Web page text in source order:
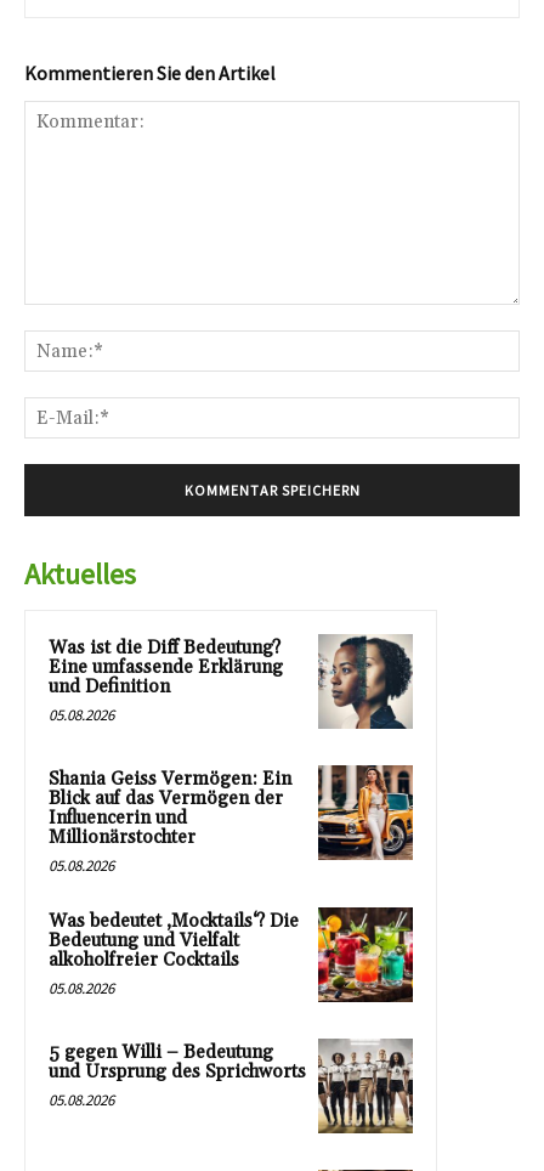
Kommentieren Sie den Artikel
Aktuelles
Was ist die Diff Bedeutung?
Eine umfassende Erklärung
und Definition
05.08.2026
Shania Geiss Vermögen: Ein
Blick auf das Vermögen der
Influencerin und
Millionärstochter
05.08.2026
Was bedeutet ‚Mocktails‘? Die
Bedeutung und Vielfalt
alkoholfreier Cocktails
05.08.2026
5 gegen Willi – Bedeutung
und Ursprung des Sprichworts
05.08.2026